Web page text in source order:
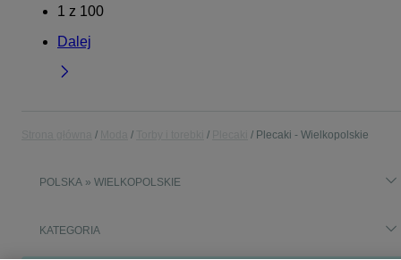
1 z 100
Dalej
Plecaki - Wielkopolskie
POLSKA » WIELKOPOLSKIE
KATEGORIA